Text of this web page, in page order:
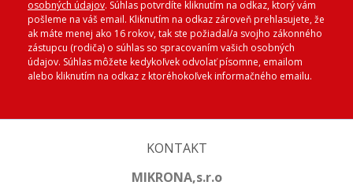
osobných údajov. Súhlas potvrdíte kliknutím na odkaz, ktorý vám
pošleme na váš email. Kliknutím na odkaz zároveň prehlasujete, že
ak máte menej ako 16 rokov, tak ste požiadal/a svojho zákonného
zástupcu (rodiča) o súhlas so spracovaním vašich osobných
údajov. Súhlas môžete kedykoľvek odvolať písomne, emailom
alebo kliknutím na odkaz z ktoréhokoľvek informačného emailu.
KONTAKT
MIKRONA,s.r.o